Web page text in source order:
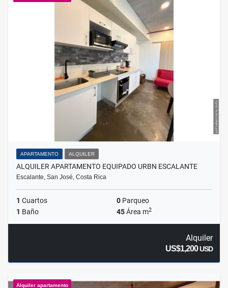
APARTAMENTO ALQUILER
ALQUILER APARTAMENTO EQUIPADO URBN ESCALANTE
Escalante, San José, Costa Rica
1 Cuartos 0 Parqueo
1 Baño 45Área m2
Alquiler
US$1,200USD
Alquiler apartamento